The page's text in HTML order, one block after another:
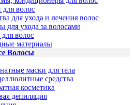
волос
для ухода и лечения волос
для ухода за волосами
волос
материалы
Волосы
маски для тела
средства
косметика
депиляция